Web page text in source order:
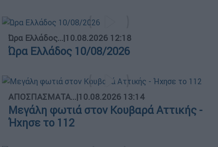
Ώρα Ελλάδος...|10.08.2026 12:18
Ώρα Ελλάδος 10/08/2026
ΑΠΟΣΠΑΣΜΑΤΑ...|10.08.2026 13:14
Μεγάλη φωτιά στον Κουβαρά Αττικής -
Ήχησε το 112